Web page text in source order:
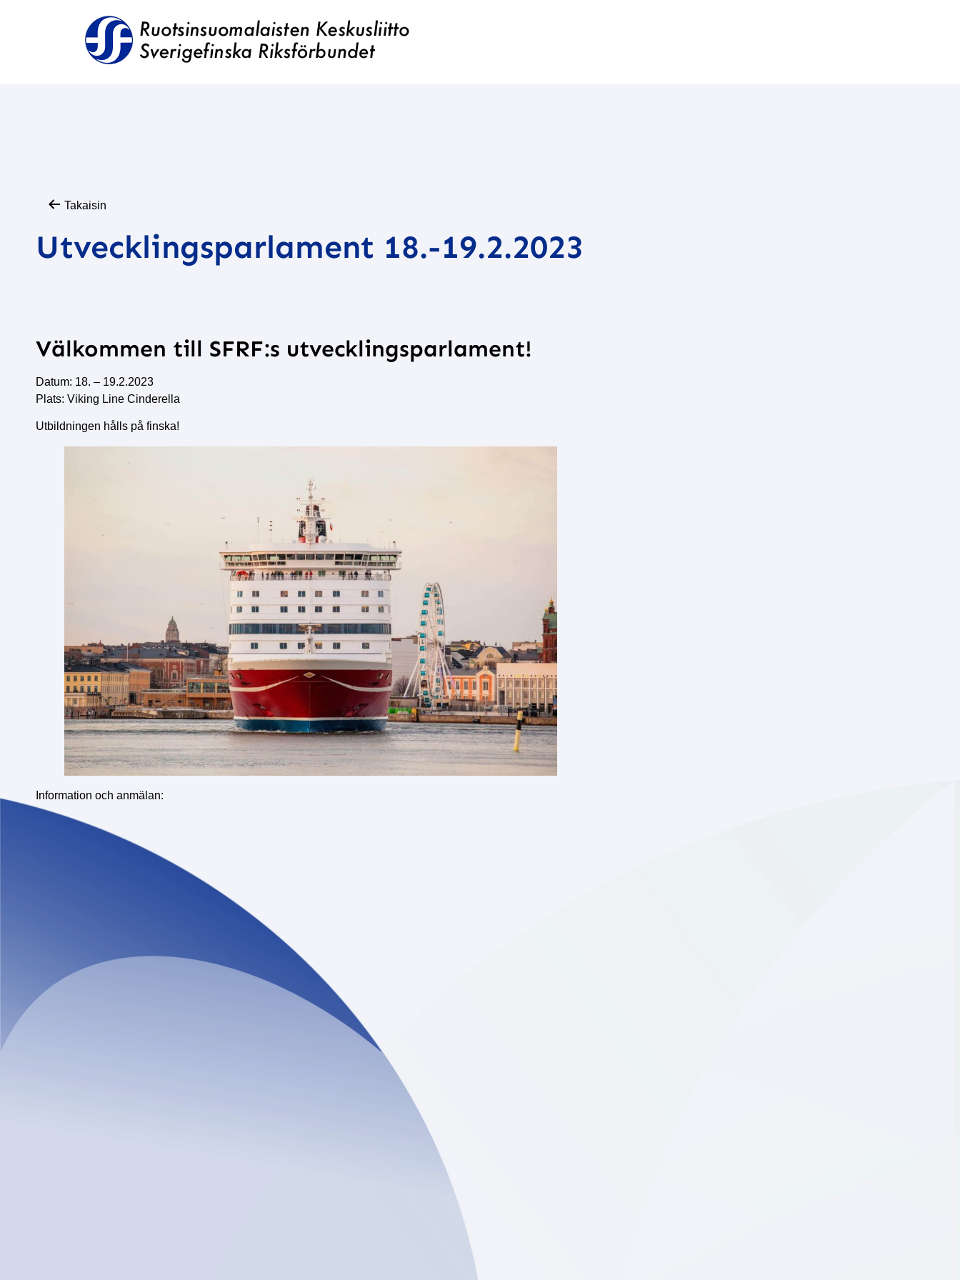
Takaisin
Utvecklingsparlament 18.-19.2.2023
Välkommen till SFRF:s utvecklingsparlament!
Datum: 18. – 19.2.2023
Plats: Viking Line Cinderella
Utbildningen hålls på finska!
Information och anmälan: